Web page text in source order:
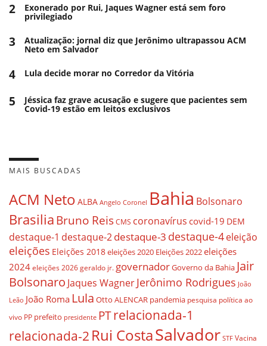
2 Exonerado por Rui, Jaques Wagner está sem foro
privilegiado
3 Atualização: jornal diz que Jerônimo ultrapassou ACM
Neto em Salvador
4 Lula decide morar no Corredor da Vitória
5 Jéssica faz grave acusação e sugere que pacientes sem
Covid-19 estão em leitos exclusivos
MAIS BUSCADAS
ACM Neto ALBA Angelo Coronel Bahia Bolsonaro
BrasiliaBruno ReisCMS coronavírus covid-19 DEM
destaque-1 destaque-2destaque-3 destaque-4eleição
eleições Eleições 2018eleições 2020 Eleições 2022eleições
2024 eleições 2026 geraldo jr. governadorGoverno da Bahia Jair
Bolsonaro Jaques WagnerJerônimo Rodrigues João
Leão João Roma Lula Otto ALENCAR pandemia pesquisa política ao
vivo PP prefeito presidente PTrelacionada-1
relacionada-2 Rui CostaSalvador STF Vacina